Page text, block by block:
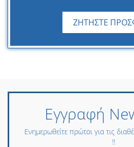
ΖΗΤΗΣΤΕ
Εγγραφή
Ενημερωθείτε πρώτοι για τις
!!